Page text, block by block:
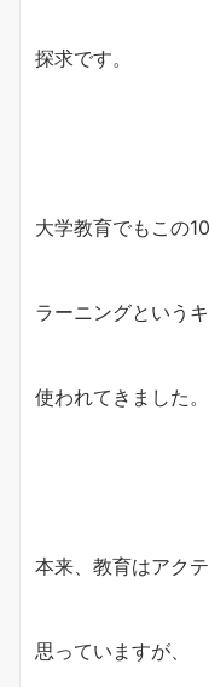
探求です。
大学教育でもこの
ラーニングという
使われてきました。
本来、教育はアク
思っていますが、